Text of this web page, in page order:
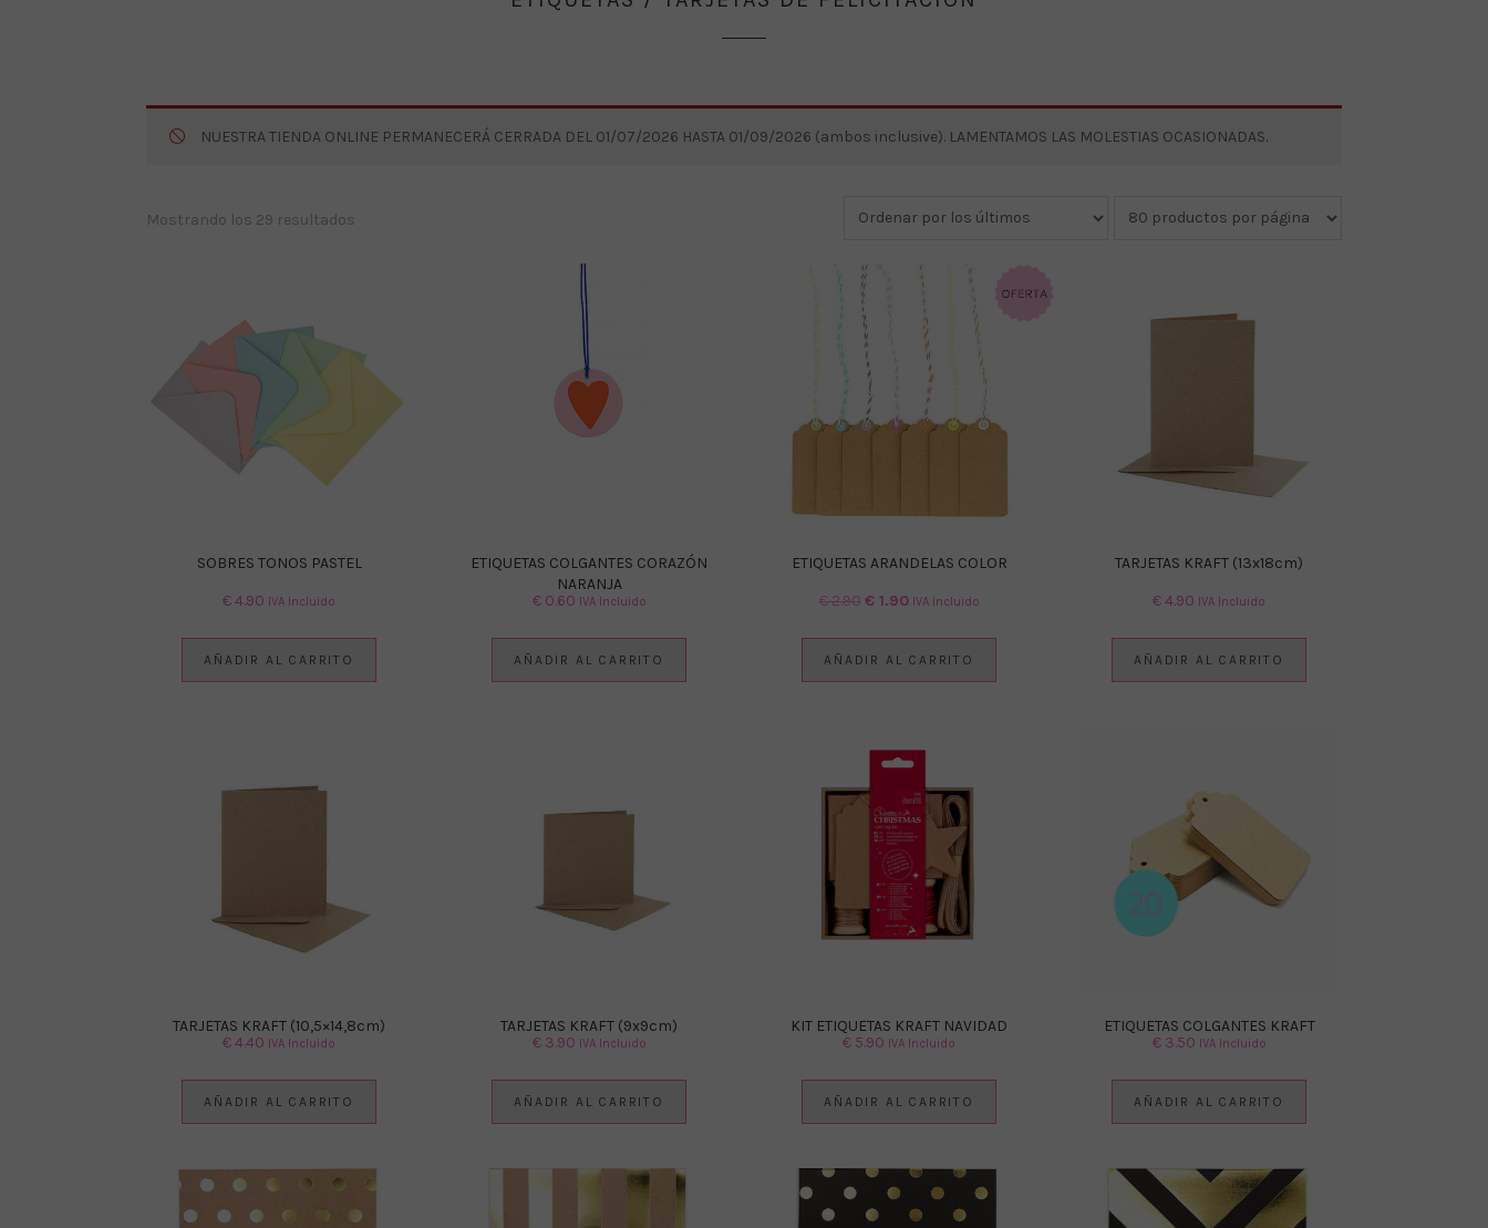
NUESTRA TIENDA ONLINE PERMANECERÁ CERRADA DEL 01/07/2026 HASTA 01/09/2026 (ambos inclusive). LAMENTAMOS LAS MOLESTIAS OCASIONADAS.
Mostrando los 29 resultados
SOBRES TONOS PASTEL
€4.90 IVA Incluido
AÑADIR AL CARRITO
ETIQUETAS COLGANTES CORAZÓN
NARANJA
€0.60 IVA Incluido
AÑADIR AL CARRITO
ETIQUETAS ARANDELAS COLOR
€2.90 El
€1.90ElIVA Incluido
AÑADIR AL CARRITO
TARJETAS KRAFT (13x18cm)
€4.90 IVA Incluido
AÑADIR AL CARRITO
TARJETAS KRAFT (10,5×14,8cm)
€4.40 IVA Incluido
AÑADIR AL CARRITO
TARJETAS KRAFT (9x9cm)
€3.90 IVA Incluido
AÑADIR AL CARRITO
KIT ETIQUETAS KRAFT NAVIDAD
€ 5.90 IVA Incluido
AÑADIR AL CARRITO
ETIQUETAS COLGANTES KRAFT
€3.50 IVA Incluido
AÑADIR AL CARRITO